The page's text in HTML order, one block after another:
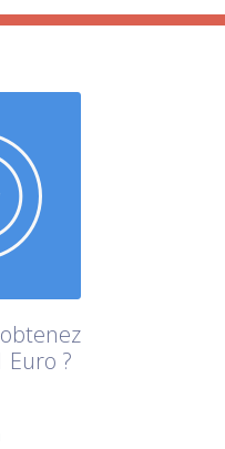
?